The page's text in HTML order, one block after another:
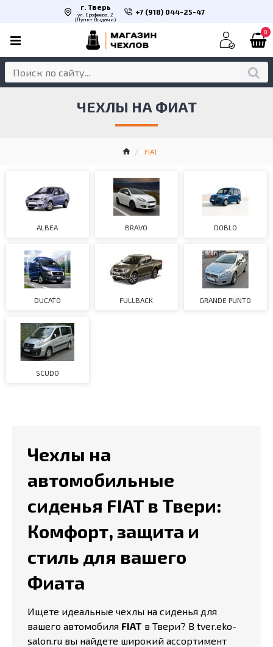
г. Тверь
ул. Ерофеева, 2
(Пункт Выдачи)
+7 (918) 044-25-47
0
FIAT
ЧЕХЛЫ НА ФИАТ
ALBEA BRAVO DOBLO
DUCATO FULLBACK GRANDE PUNTO
SCUDO
Чехлы на
автомобильные
сиденья FIAT в Твери:
Комфорт, защита и
стиль для вашего
Фиата
Ищете идеальные чехлы на сиденья для
вашего автомобиля FIAT в Твери? В tver.eko-
salon.ru вы найдете широкий ассортимент